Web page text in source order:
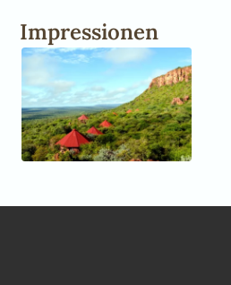
Impressionen